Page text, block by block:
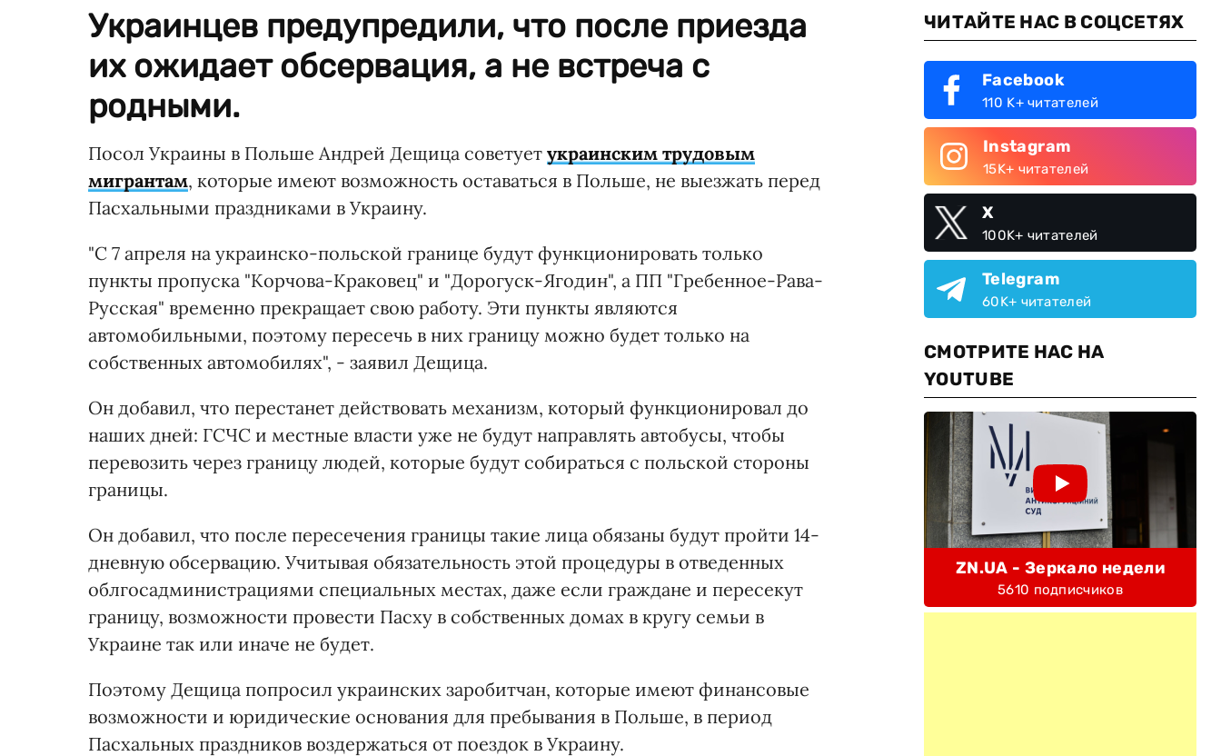
Украинцев предупредили, что после приезда
их ожидает обсервация, а не встреча с
родными.
Посол Украины в Польше Андрей Дещица советует украинским трудовым
мигрантам, которые имеют возможность оставаться в Польше, не выезжать перед
Пасхальными праздниками в Украину.
"С 7 апреля на украинско-польской границе будут функционировать только
пункты пропуска "Корчова-Краковец" и "Дорогуск-Ягодин", а ПП "Гребенное-Рава-
Русская" временно прекращает свою работу. Эти пункты являются
автомобильными, поэтому пересечь в них границу можно будет только на
собственных автомобилях", - заявил Дещица.
Он добавил, что перестанет действовать механизм, который функционировал до
наших дней: ГСЧС и местные власти уже не будут направлять автобусы, чтобы
перевозить через границу людей, которые будут собираться с польской стороны
границы.
Он добавил, что после пересечения границы такие лица обязаны будут пройти 14-
дневную обсервацию. Учитывая обязательность этой процедуры в отведенных
облгосадминистрациями специальных местах, даже если граждане и пересекут
границу, возможности провести Пасху в собственных домах в кругу семьи в
Украине так или иначе не будет.
Поэтому Дещица попросил украинских заробитчан, которые имеют финансовые
возможности и юридические основания для пребывания в Польше, в период
Пасхальных праздников воздержаться от поездок в Украину.
ЧИТАЙТЕ НАС В СОЦСЕТЯХ
Facebook
110 K+ читателей
Instagram
15K+ читателей
X
100K+ читателей
Telegram
60K+ читателей
СМОТРИТЕ НАС НА
YOUTUBE
ZN.UA - Зеркало недели
5610 подписчиков